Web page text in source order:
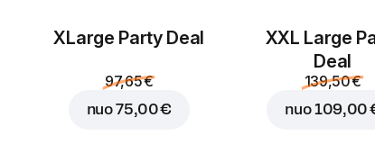
ХLarge Party Deal
97,65 €
nuo75,00 €
XXL Large
Deal
139,50 €
nuo 109,00